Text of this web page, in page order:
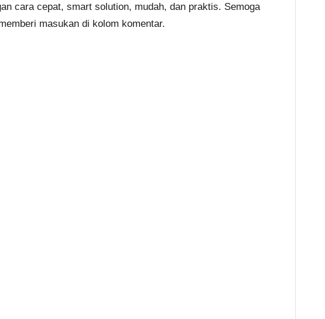
cara cepat, smart solution, mudah, dan praktis. Semoga
masukan di kolom komentar.